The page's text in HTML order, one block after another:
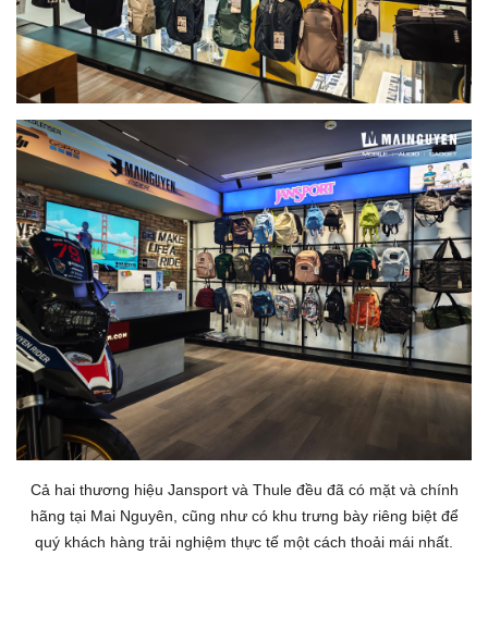
Cả hai thương hiệu Jansport và Thule đều đã có mặt và chính
hãng tại Mai Nguyên, cũng như có khu trưng bày riêng biệt để
quý khách hàng trải nghiệm thực tế một cách thoải mái nhất.